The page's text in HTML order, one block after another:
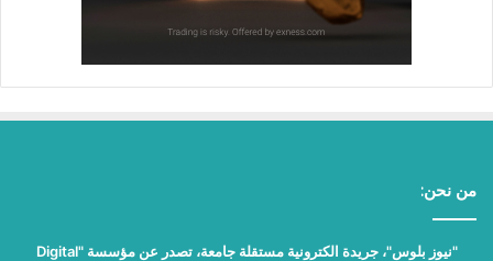
من نحن:
"نيوز بلوس"، جريدة الكترونية مستقلة جامعة، تصدر عن مؤسسة "Digital